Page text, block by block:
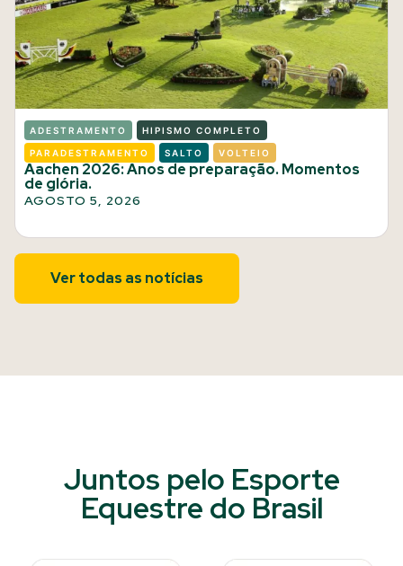
ADESTRAMENTO HIPISMO COMPLETO
PARADESTRAMENTO SALTO VOLTEIO
Aachen 2026: Anos de preparação. Momentos
de glória.
AGOSTO 5, 2026
Ver todas as notícias
Juntos pelo Esporte
Equestre do Brasil​